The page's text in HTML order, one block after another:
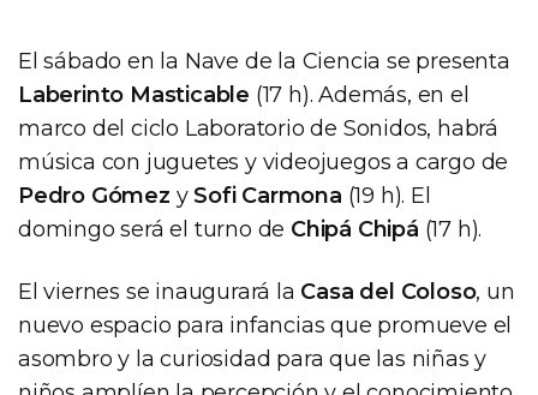
El sábado en la Nave de la Ciencia se presenta
Laberinto Masticable (17 h). Además, en el
marco del ciclo Laboratorio de Sonidos, habrá
música con juguetes y videojuegos a cargo de
Pedro Gómez ySofi Carmona (19 h). El
domingo será el turno de Chipá Chipá (17 h).
El viernes se inaugurará la Casa del Coloso, un
nuevo espacio para infancias que promueve el
asombro y la curiosidad para que las niñas y